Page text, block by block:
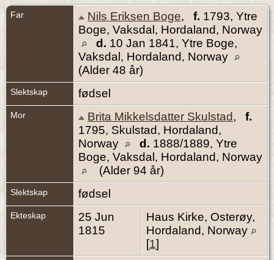
Far Nils Eriksen Boge, f. 1793, Ytre
Boge, Vaksdal, Hordaland, Norway
d. 10 Jan 1841, Ytre Boge,
Vaksdal, Hordaland, Norway
(Alder 48 år)
Slektskap fødsel
Mor Brita Mikkelsdatter Skulstad, f.
1795, Skulstad, Hordaland,
Norway
d. 1888/1889, Ytre
Boge, Vaksdal, Hordaland, Norway
(Alder 94 år)
Slektskap fødsel
Ekteskap
25 Jun
1815
Haus Kirke, Osterøy,
Hordaland, Norway
[1]